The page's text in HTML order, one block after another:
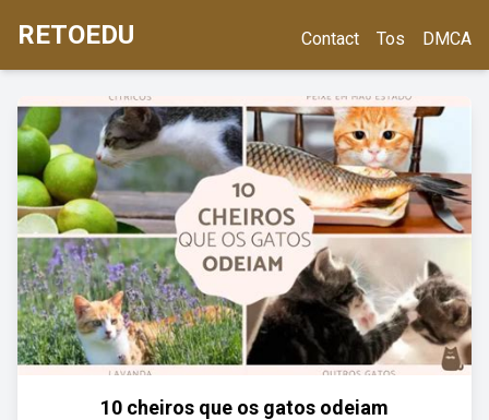
RETOEDU Contact Tos DMCA
10 cheiros que os gatos odeiam